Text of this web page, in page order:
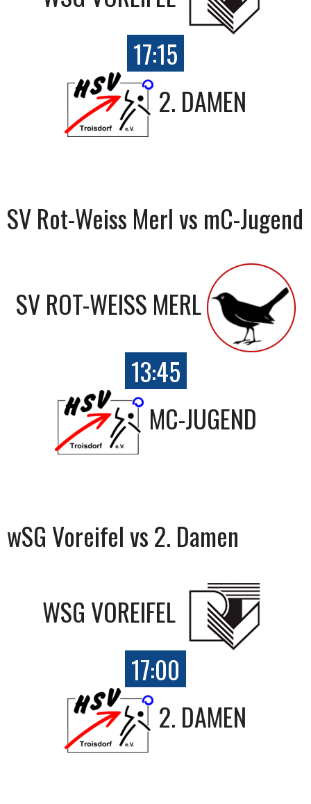
17:15
2. DAMEN
SV Rot-Weiss Merl vs mC-Jugend
SV ROT-WEISS MERL
13:45
MC-JUGEND
wSG Voreifel vs 2. Damen
WSG VOREIFEL
17:00
2. DAMEN